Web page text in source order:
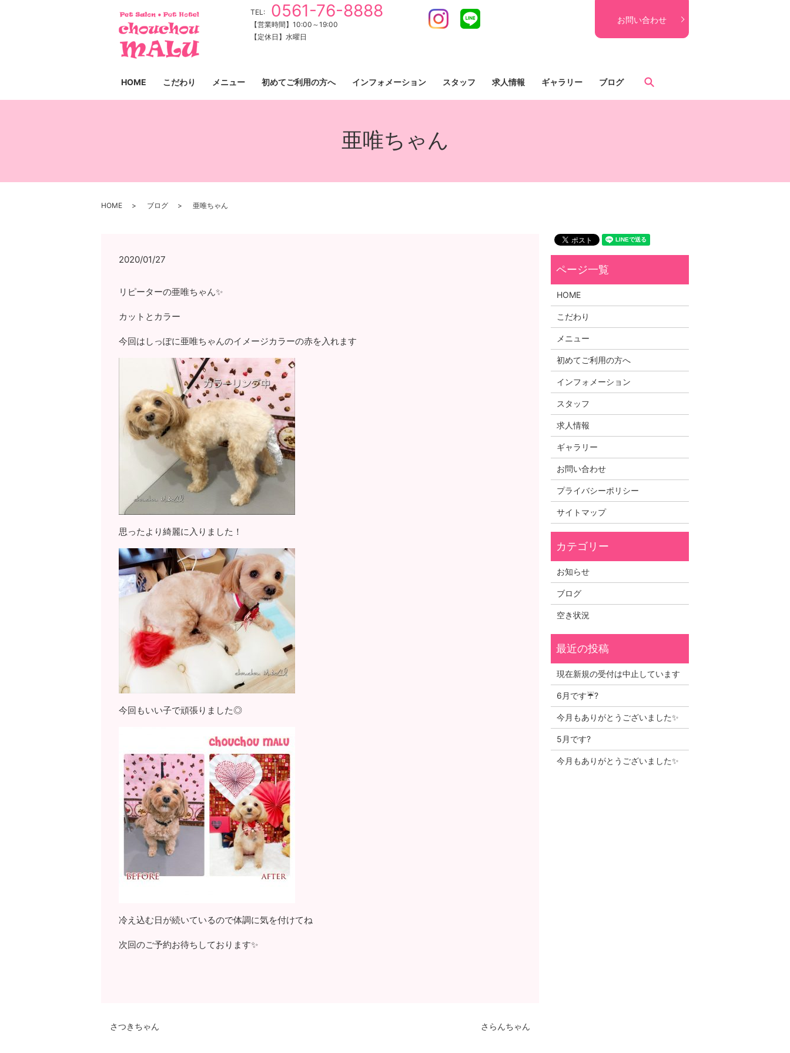
TEL: 0561-76-8888
【営業時間】10:00～19:00
【定休日】水曜日
Instagram お問い合わせ
HOME こだわり メニュー 初めてご利用の方へ インフォメーション スタッフ 求人情報 ギャラリー ブログ
亜唯ちゃん
HOME ブログ 亜唯ちゃん
2020/01/27
リピーターの亜唯ちゃん✨
カットとカラー
今回はしっぽに亜唯ちゃんのイメージカラーの赤を入れます
思ったより綺麗に入りました！
今回もいい子で頑張りました◎
冷え込む日が続いているので体調に気を付けてね
次回のご予約お待ちしております✨
さつきちゃん さらんちゃん
HOME
こだわり
メニュー
初めてご利用の方へ
インフォメーション
スタッフ
求人情報
ギャラリー
お問い合わせ
プライバシーポリシー
サイトマップ
お知らせ
ブログ
空き状況
現在新規の受付は中止しています
6月です☔?
今月もありがとうございました✨
5月です?
今月もありがとうございました✨